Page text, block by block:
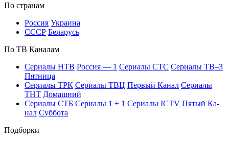
По стра­нам
Рос­сия Ук­раи­на
СССР Бе­ла­русь
По ТВ Ка­на­лам
Се­риа­лы НТВ Рос­сия — 1 Се­риа­лы СТС Се­риа­лы ТВ–3
Пят­ни­ца
Се­риа­лы ТРК Се­риа­лы ТВЦ Пер­вый Ка­нал Се­риа­лы
ТНТ До­маш­ний
Се­риа­лы СТБ Се­риа­лы 1 + 1 Се­риа­лы ICTV Пя­тый Ка­
нал Суб­бо­та
Подборки